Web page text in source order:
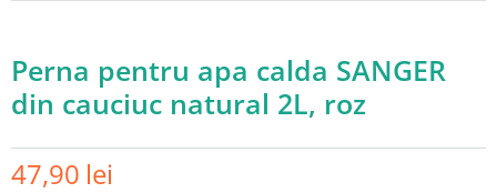
Perna pentru apa calda SANGER
din cauciuc natural 2L, roz
47,90 lei